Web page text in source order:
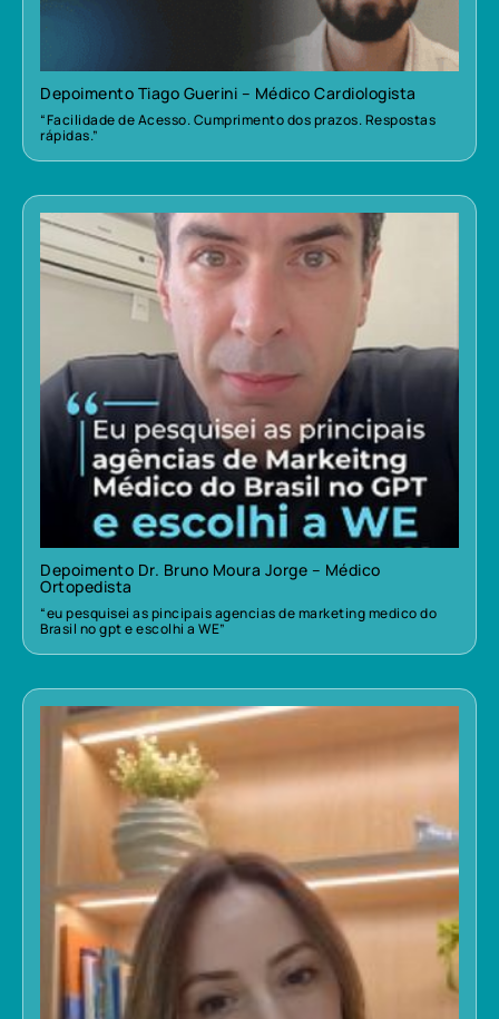
Depoimento Tiago Guerini – Médico Cardiologista
“Facilidade de Acesso. Cumprimento dos prazos. Respostas
rápidas.”
Depoimento Dr. Bruno Moura Jorge – Médico
Ortopedista
“eu pesquisei as pincipais agencias de marketing medico do
Brasil no gpt e escolhi a WE”